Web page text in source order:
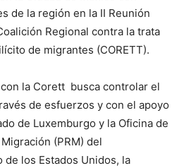
de la región en la II Reunión
Regional contra la trata
de migrantes (CORETT).
la Corett busca controlar el
de esfuerzos y con el apoyo
de Luxemburgo y la Oficina de
(PRM) del
de los Estados Unidos, la